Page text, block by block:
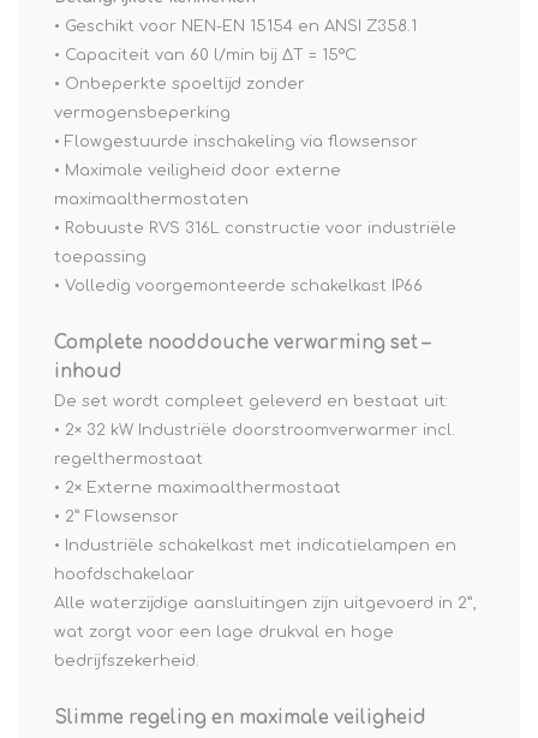
• Geschikt voor NEN-EN 15154 en ANSI Z358.1
• Capaciteit van 60 l/min bij ΔT = 15°C
• Onbeperkte spoeltijd zonder
vermogensbeperking
• Flowgestuurde inschakeling via flowsensor
• Maximale veiligheid door externe
maximaalthermostaten
• Robuuste RVS 316L constructie voor industriële
toepassing
• Volledig voorgemonteerde schakelkast IP66
Complete nooddouche verwarming set –
inhoud
De set wordt compleet geleverd en bestaat uit:
• 2× 32 kW Industriële doorstroomverwarmer incl.
regelthermostaat
• 2× Externe maximaalthermostaat
• 2” Flowsensor
• Industriële schakelkast met indicatielampen en
hoofdschakelaar
Alle waterzijdige aansluitingen zijn uitgevoerd in 2”,
wat zorgt voor een lage drukval en hoge
bedrijfszekerheid.
Slimme regeling en maximale veiligheid